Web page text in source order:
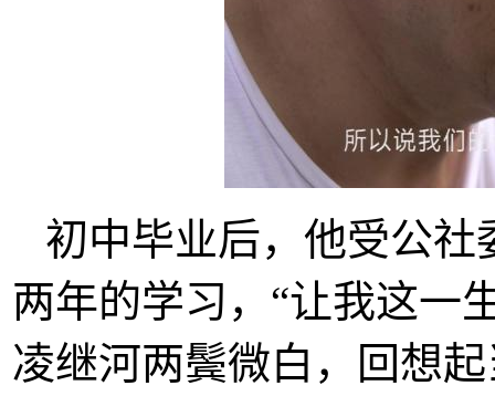
初中毕业后，他受公
两年的学习，“让我这一
凌继河两鬓微白，回想